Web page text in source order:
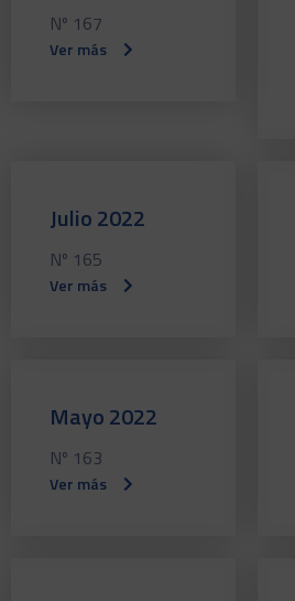
Nº 167
Ver más
Julio 2022
Nº 165
Ver más
Mayo 2022
Nº 163
Ver más